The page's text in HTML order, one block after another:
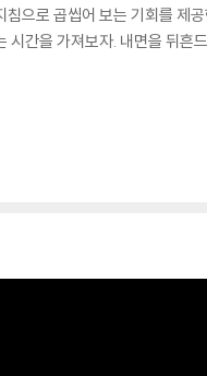
침으로 곱씹어 보는 기회를
간을 가져보자. 내면을 뒤